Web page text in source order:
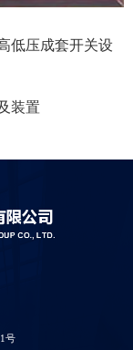
低压成套开关设
装置
号